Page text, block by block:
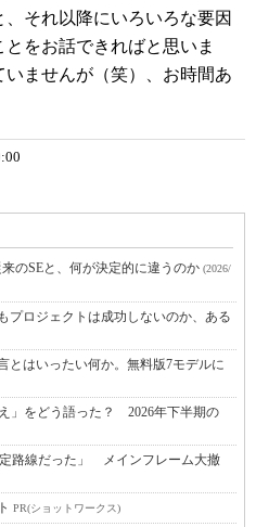
それ以降にいろいろな要因
をお話できればと思いま
ませんが（笑）、お時間あ
のSEと、何が決定的に違うのか (2026/
プロジェクトは成功しないのか、ある
とはいったい何か。無料版7モデルに
」をどう語った？ 2026年下半期の
路線だった」 メインフレーム大撤
PR(ショットワークス)